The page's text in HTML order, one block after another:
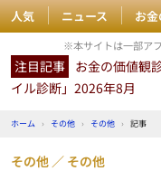
人気 ニュース お
※本サイトは一部ア
注目記事 お金の価値観
イル診断」2026年8月
ホーム › その他 › その他 › 記事
その他 その他